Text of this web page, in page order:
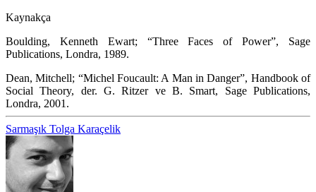
Kaynakça
Boulding, Kenneth Ewart; “Three Faces of Power”, Sage
Publications, Londra, 1989.
Dean, Mitchell; “Michel Foucault: A Man in Danger”, Handbook of
Social Theory, der. G. Ritzer ve B. Smart, Sage Publications,
Londra, 2001.
Sarmaşık Tolga Karaçelik